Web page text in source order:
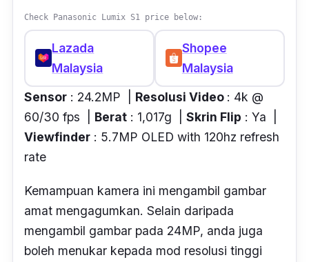
Check Panasonic Lumix S1 price below:
Lazada
Malaysia
Shopee
Malaysia
Sensor : 24.2MP | Resolusi Video : 4k @
60/30 fps | Berat : 1,017g | Skrin Flip : Ya |
Viewfinder : 5.7MP OLED with 120hz refresh
rate
Kemampuan kamera ini mengambil gambar
amat mengagumkan. Selain daripada
mengambil gambar pada 24MP, anda juga
boleh menukar kepada mod resolusi tinggi